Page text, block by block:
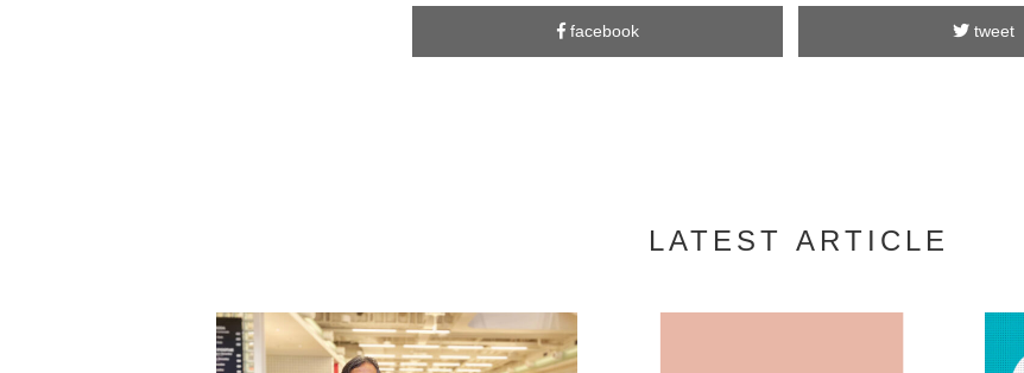
facebook tweet
LATEST ARTICLE